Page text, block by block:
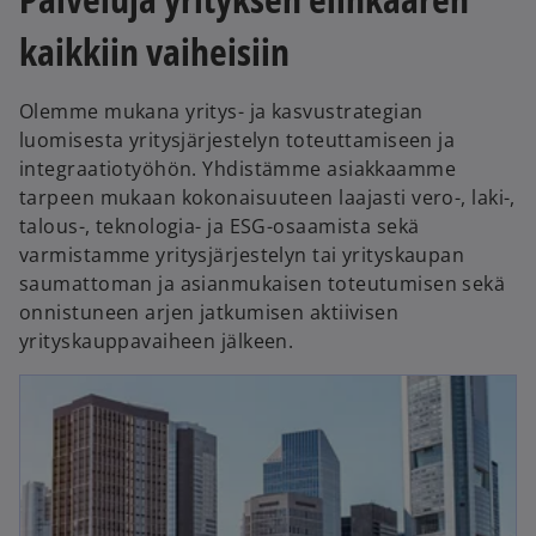
a
kaikkiin vaiheisiin
Olemme mukana yritys- ja kasvustrategian
luomisesta yritysjärjestelyn toteuttamiseen ja
integraatiotyöhön. Yhdistämme asiakkaamme
tarpeen mukaan kokonaisuuteen laajasti vero-, laki-,
talous-, teknologia- ja ESG-osaamista sekä
varmistamme yritysjärjestelyn tai yrityskaupan
saumattoman ja asianmukaisen toteutumisen sekä
onnistuneen arjen jatkumisen aktiivisen
yrityskauppavaiheen jälkeen.